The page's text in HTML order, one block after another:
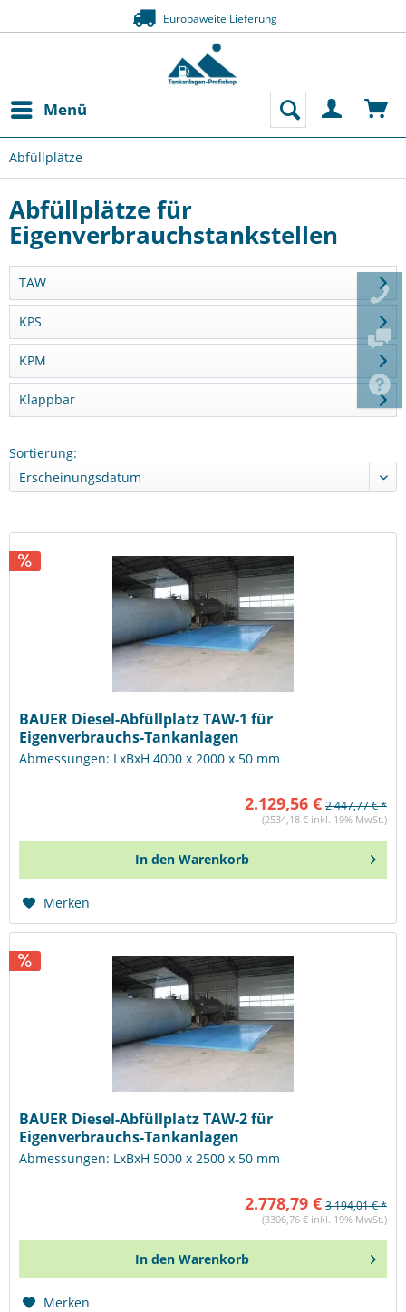
Europaweite Lieferung
Menü
Abfüllplätze
Abfüllplätze für
Eigenverbrauchstankstellen
TAW
KPS
KPM
Klappbar
Sortierung:
BAUER Diesel-Abfüllplatz TAW-1 für
Eigenverbrauchs-Tankanlagen
Abmessungen: LxBxH 4000 x 2000 x 50 mm
2.129,56 € 2.447,77 € *
(2534,18 € inkl. 19% MwSt.)
In den Warenkorb
Merken
BAUER Diesel-Abfüllplatz TAW-2 für
Eigenverbrauchs-Tankanlagen
Abmessungen: LxBxH 5000 x 2500 x 50 mm
2.778,79 € 3.194,01 € *
(3306,76 € inkl. 19% MwSt.)
In den Warenkorb
Merken